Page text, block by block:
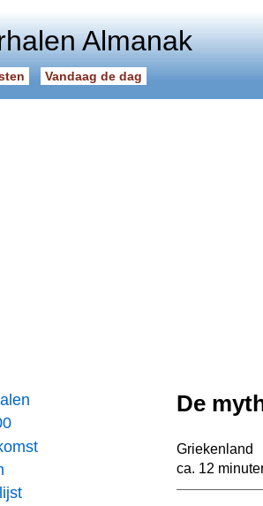
Almanak
Vandaag de dag
De
Griekenland
ca. 12